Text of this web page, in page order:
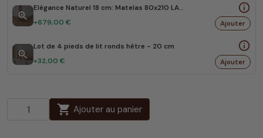
zoom_in
Elégance Naturel 18 cm: Matelas 80x210 LATEX NATUREL BIO info_outline
+679,00 € Ajouter
zoom_in
Lot de 4 pieds de lit ronds hêtre - 20 cm info_outline
+32,00 € Ajouter
shopping_cart Ajouter au panier